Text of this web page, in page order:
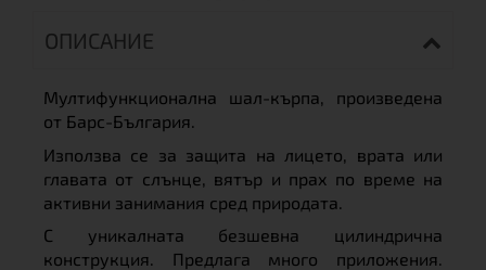
ОПИСАНИЕ
Мултифункционална шал-кърпа, произведена
от Барс-България.
Използва се за защита на лицето, врата или
главата от слънце, вятър и прах по време на
активни занимания сред природата.
С уникалната безшевна цилиндрична
конструкция. Предлага много приложения.